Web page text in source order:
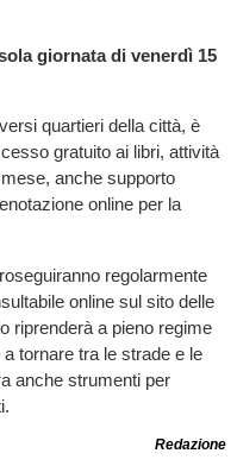
giornata di venerdì 15
quartieri della città, è
gratuito ai libri, attività
anche supporto
online per la
regolarmente
online sul sito delle
riprenderà a pieno regime
tornare tra le strade e le
anche strumenti per
Redazione